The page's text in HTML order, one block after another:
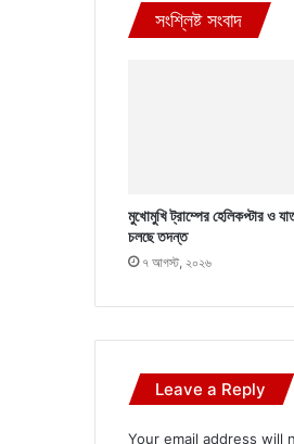
সংশ্লিষ্ট সংবাদ
মুখোমুখি ট্রাম্পের হেলিকপ্টার ও
চলছে তদন্ত
৭ আগস্ট, ২০২৬
Leave a Reply
Your email address will